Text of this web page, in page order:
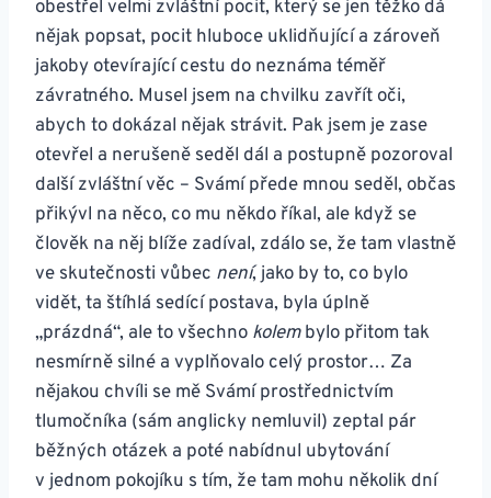
obestřel velmi zvláštní pocit, který se jen těžko dá
nějak popsat, pocit hluboce uklidňující a zároveň
jakoby otevírající cestu do neznáma téměř
závratného. Musel jsem na chvilku zavřít oči,
abych to dokázal nějak strávit. Pak jsem je zase
otevřel a nerušeně seděl dál a postupně pozoroval
další zvláštní věc – Svámí přede mnou seděl, občas
přikývl na něco, co mu někdo říkal, ale když se
člověk na něj blíže zadíval, zdálo se, že tam vlastně
ve skutečnosti vůbec není, jako by to, co bylo
vidět, ta štíhlá sedící postava, byla úplně
„prázdná“, ale to všechno kolembylo přitom tak
nesmírně silné a vyplňovalo celý prostor… Za
nějakou chvíli se mě Svámí prostřednictvím
tlumočníka (sám anglicky nemluvil) zeptal pár
běžných otázek a poté nabídnul ubytování
v jednom pokojíku s tím, že tam mohu několik dní